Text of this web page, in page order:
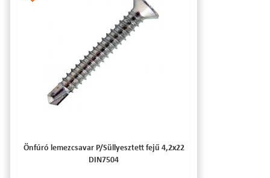
Önfúró lemezcsavar P/Süllyesztett fejű 4,2x22
DIN7504